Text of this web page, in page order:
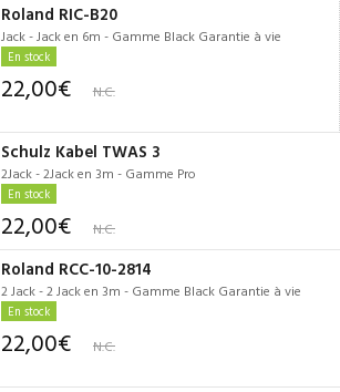
Roland RIC-B20
Jack - Jack en 6m - Gamme Black Garantie à vie
En stock
22,00€ N.C.
Schulz Kabel TWAS 3
2Jack - 2Jack en 3m - Gamme Pro
En stock
22,00€ N.C.
Roland RCC-10-2814
2 Jack - 2 Jack en 3m - Gamme Black Garantie à vie
En stock
22,00€ N.C.